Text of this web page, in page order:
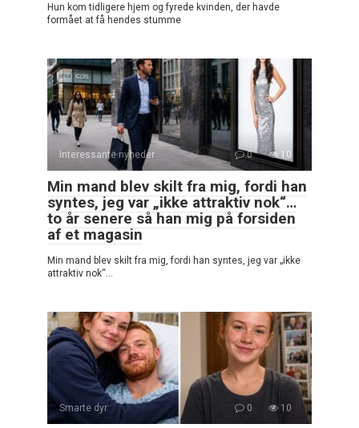
Hun kom tidligere hjem og fyrede kvinden, der havde
formået at få hendes stumme
Interessante nyheder 0 10
Min mand blev skilt fra mig, fordi han
syntes, jeg var „ikke attraktiv nok“…
to år senere så han mig på forsiden
af et magasin
Min mand blev skilt fra mig, fordi han syntes, jeg var „ikke
attraktiv nok“…
Smarte dyr 0 10